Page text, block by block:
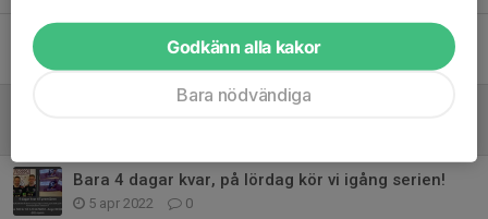
Skaffa ditt säsongskort BK500/BK1000 redan idag!
BK500-korten ligger och väntar i entrén!
Bara 4 dagar kvar, på lördag kör vi igång serien!
5 apr 2022 0
Godkänn alla kakor
Bara nödvändiga